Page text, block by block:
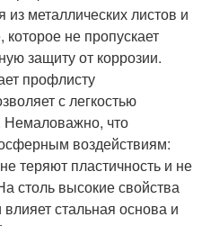
металлических листов и
не пропускает
защиту от коррозии.
профлисту
с легкостью
Немаловажно, что
воздействиям:
теряют пластичность и не
столь высокие свойства
стальная основа и